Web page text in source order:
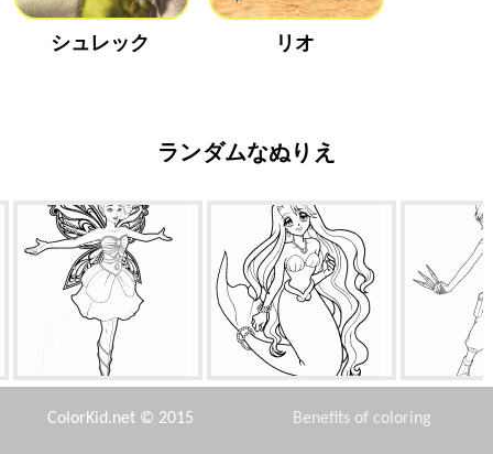
シュレック リオ
ランダムなぬりえ
クリスタルの妖精 良い気分でリトルマーメイド て
ColorKid.net © 2015 Benefits of coloring